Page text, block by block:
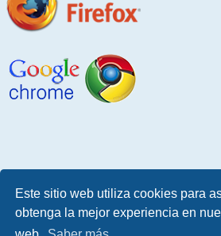
Este sitio web utiliza cookies para
obtenga la mejor experiencia en